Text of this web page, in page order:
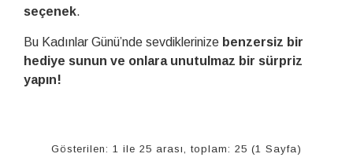
seçenek.
Bu Kadınlar Günü’nde sevdiklerinize benzersiz bir
hediye sunun ve onlara unutulmaz bir sürpriz
yapın!
Gösterilen: 1 ile 25 arası, toplam: 25 (1 Sayfa)